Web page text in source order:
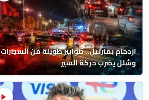
ازدحام بمارتيل.. طوابير طويلة من السيارات
وشلل يضرب حركة السير